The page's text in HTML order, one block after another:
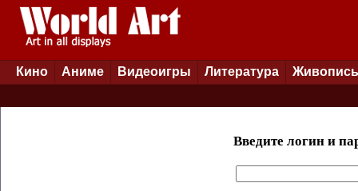
Кино Аниме Видеоигры Литература Живопись
Введите логин и